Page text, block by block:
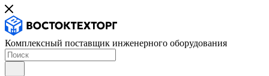
Комплексный поставщик инженерного оборудования